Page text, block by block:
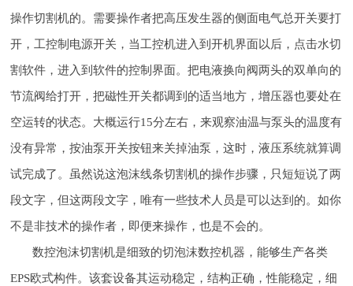
操作切割机的。需要操作者把高压发生器的侧面电气总开关要打
开，工控制电源开关，当工控机进入到开机界面以后，点击水切
割软件，进入到软件的控制界面。把电液换向阀两头的双单向的
节流阀给打开，把磁性开关都调到的适当地方，增压器也要处在
空运转的状态。大概运行15分左右，来观察油温与泵头的温度有
没有异常，按油泵开关按钮来关掉油泵，这时，液压系统就算调
试完成了。虽然说这泡沫线条切割机的操作步骤，只短短说了两
段文字，但这两段文字，唯有一些技术人员是可以达到的。如你
不是非技术的操作者，即便来操作，也是不会的。
数控泡沫切割机是细致的切泡沫数控机器，能够生产各类
EPS欧式构件。该套设备其运动稳定，结构正确，性能稳定，细